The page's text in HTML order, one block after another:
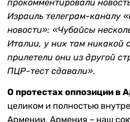
прокомментировали
Израиль телеграм-каналу
новости»: «Чубайсы
Италии, у них там никакой
прилетели они из другой
ПЦР-тест сдавали».
О протестах оппозиции в
целиком и полностью
Армении. Армения – наш